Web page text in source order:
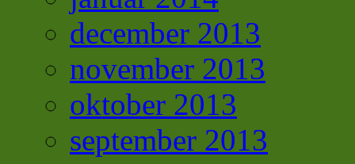
december 2013
november 2013
oktober 2013
september 2013